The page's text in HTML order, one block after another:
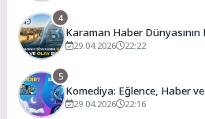
4
Karaman Haber
Olay
29.04.2026 22:22
5
Komediya: Eğlence, Haber
Noktası
29.04.2026 22:16